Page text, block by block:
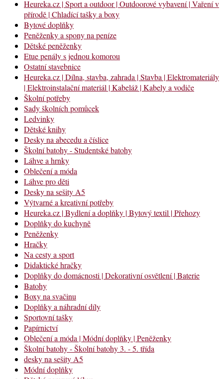
Heureka.cz | Sport a outdoor | Outdoorové vybavení | Vaření v
přírodě | Chladící tašky a boxy
Bytové doplňky
Peněženky a spony na peníze
Dětské peněženky
Etue penály s jednou komorou
Ostatní stavebnice
Heureka.cz | Dílna, stavba, zahrada | Stavba | Elektromateriály
| Elektroinstalační materiál | Kabeláž | Kabely a vodiče
Školní potřeby
Sady školních pomůcek
Ledvinky
Dětské knihy
Desky na abecedu a číslice
Školní batohy - Studentské batohy
Láhve a hrnky
Oblečení a móda
Láhve pro děti
Desky na sešity A5
Výtvarné a kreativní potřeby
Heureka.cz | Bydlení a doplňky | Bytový textil | Přehozy
Doplňky do kuchyně
Peněženky
Hračky
Na cesty a sport
Didaktické hračky
Doplňky do domácnosti | Dekorativní osvětlení | Baterie
Batohy
Boxy na svačinu
Doplňky a náhradní díly
Sportovní tašky
Papírnictví
Oblečení a móda | Módní doplňky | Peněženky
Školní batohy - Školní batohy 3. - 5. třída
desky na sešity A5
Módní doplňky